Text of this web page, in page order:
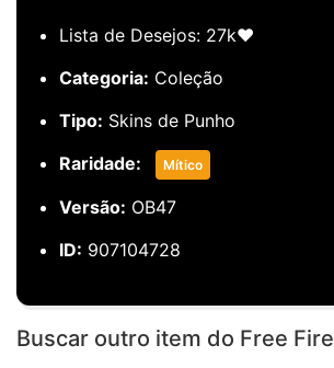
Lista de Desejos: 27k❤️
Categoria: Coleção
Tipo: Skins de Punho
Raridade:
Mítico
Versão: OB47
ID: 907104728
Buscar outro item do Free Fire